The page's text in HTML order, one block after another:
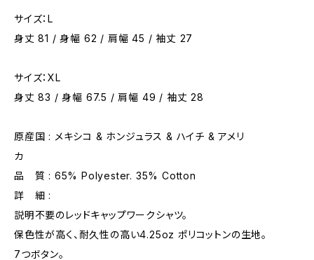
サイズ：L
身丈 81 / 身幅 62 / 肩幅 45 / 袖丈 27
サイズ：XL
身丈 83 / 身幅 67.5 / 肩幅 49 / 袖丈 28
原産国 : メキシコ & ホンジュラス & ハイチ & アメリ
カ
品 質 : 65% Polyester. 35% Cotton
詳 細 :
説明不要のレッドキャップワークシャツ。
保色性が高く、耐久性の高い4.25oz ポリコットンの生地。
7つボタン。